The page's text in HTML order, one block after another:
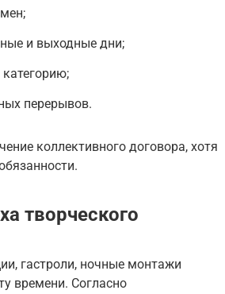
и выходные дни;
перерывов.
коллективного договора, хотя
творческого
гастроли, ночные монтажи
времени. Согласно